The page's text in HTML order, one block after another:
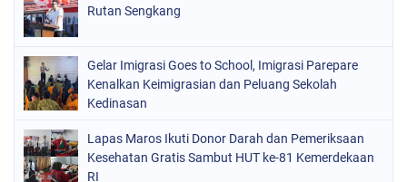
Rutan Sengkang
Gelar Imigrasi Goes to School, Imigrasi Parepare
Kenalkan Keimigrasian dan Peluang Sekolah
Kedinasan
Lapas Maros Ikuti Donor Darah dan Pemeriksaan
Kesehatan Gratis Sambut HUT ke-81 Kemerdekaan
RI